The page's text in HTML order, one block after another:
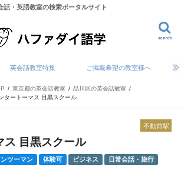
話・英語教室の検索ポータルサイト
search
英会話教室特集 ご掲載希望の教室様へ
東京都の英会話教室
品川区の英会話教室
タートーマス 目黒スクール
不動前駅
ス 目黒スクール
ツーマン 体験可 ビジネス 日常会話・旅行